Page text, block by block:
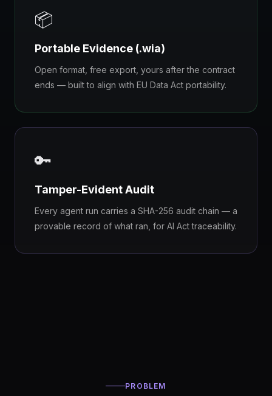
📦
Portable Evidence (.wia)
Open format, free export, yours after the contract
ends — built to align with EU Data Act portability.
🔑
Tamper-Evident Audit
Every agent run carries a SHA-256 audit chain — a
provable record of what ran, for AI Act traceability.
PROBLEM